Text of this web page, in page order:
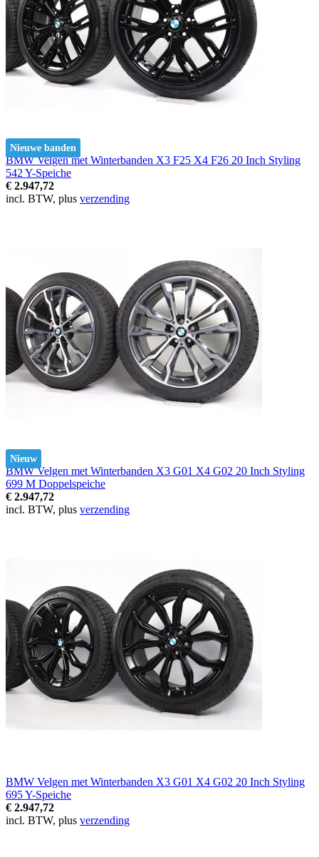
Nieuwe banden
BMW Velgen met Winterbanden X3 F25 X4 F26 20 Inch Styling
542 Y-Speiche
€ 2.947,72
incl. BTW, plus verzending
Nieuw
BMW Velgen met Winterbanden X3 G01 X4 G02 20 Inch Styling
699 M Doppelspeiche
€ 2.947,72
incl. BTW, plus verzending
BMW Velgen met Winterbanden X3 G01 X4 G02 20 Inch Styling
695 Y-Speiche
€ 2.947,72
incl. BTW, plus verzending